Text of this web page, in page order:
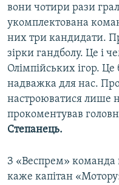
вони чотири рази
укомплектована
них три кандидати.
зірки гандболу. Це і
Олімпійських ігор.
надважка для нас.
настроюватися лише
прокоментував
Степанець.
З «Веспрем» команда
каже капітан